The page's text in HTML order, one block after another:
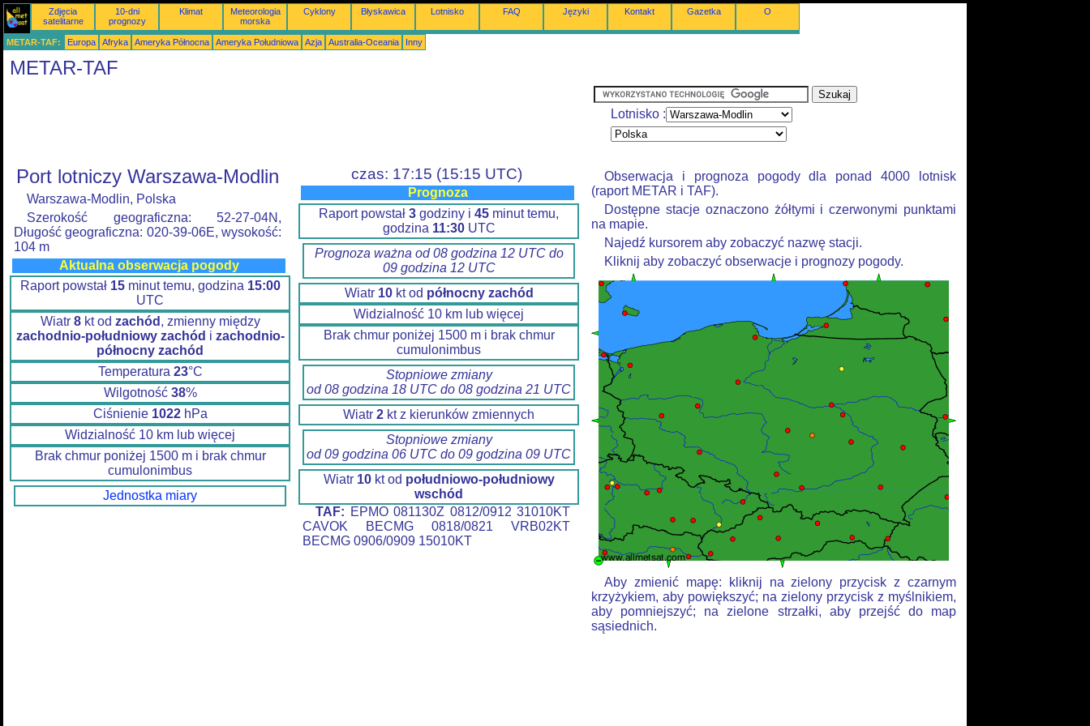
Zdjęcia
satelitarne
10-dni
prognozy
Klimat
Meteorologia
morska
Cyklony Błyskawica Lotnisko FAQ Języki Kontakt Gazetka O
METAR-TAF: Europa Afryka Ameryka Północna Ameryka Południowa Azja Australia-Oceania Inny
METAR-TAF
Lotnisko :
Port lotniczy Warszawa-Modlin
Warszawa-Modlin, Polska
Szerokość geograficzna: 52-27-04N,
Długość geograficzna: 020-39-06E, wysokość:
104 m
Aktualna obserwacja pogody
Raport powstał 15minut temu, godzina 15:00
UTC
Wiatr 8kt od zachód , zmienny między
zachodnio-południowy zachód i zachodnio-
północny zachód
Temperatura 23°C
Wilgotność 38%
Ciśnienie 1022hPa
Widzialność 10 km lub więcej
Brak chmur poniżej 1500 m i brak chmur
cumulonimbus
Jednostka miary
czas: 17:15 (15:15 UTC)
Prognoza
Raport powstał 3 godziny i 45 minut temu,
godzina 11:30UTC
Prognoza ważna od 08 godzina 12 UTC do
09 godzina 12 UTC
Wiatr 10kt od północny zachód
Widzialność 10 km lub więcej
Brak chmur poniżej 1500 m i brak chmur
cumulonimbus
Stopniowe zmiany
od 08 godzina 18 UTC do 08 godzina 21 UTC
Wiatr 2 kt z kierunków zmiennych
Stopniowe zmiany
od 09 godzina 06 UTC do 09 godzina 09 UTC
Wiatr 10kt od południowo-południowy
wschód
TAF: EPMO 081130Z 0812/0912 31010KT
CAVOK BECMG 0818/0821 VRB02KT
BECMG 0906/0909 15010KT
Obserwacja i prognoza pogody dla ponad 4000 lotnisk
(raport METAR i TAF).
Dostępne stacje oznaczono żółtymi i czerwonymi punktami
na mapie.
Najedź kursorem aby zobaczyć nazwę stacji.
Kliknij aby zobaczyć obserwacje i prognozy pogody.
Aby zmienić mapę: kliknij na zielony przycisk z czarnym
krzyżykiem, aby powiększyć; na zielony przycisk z myślnikiem,
aby pomniejszyć; na zielone strzałki, aby przejść do map
sąsiednich.